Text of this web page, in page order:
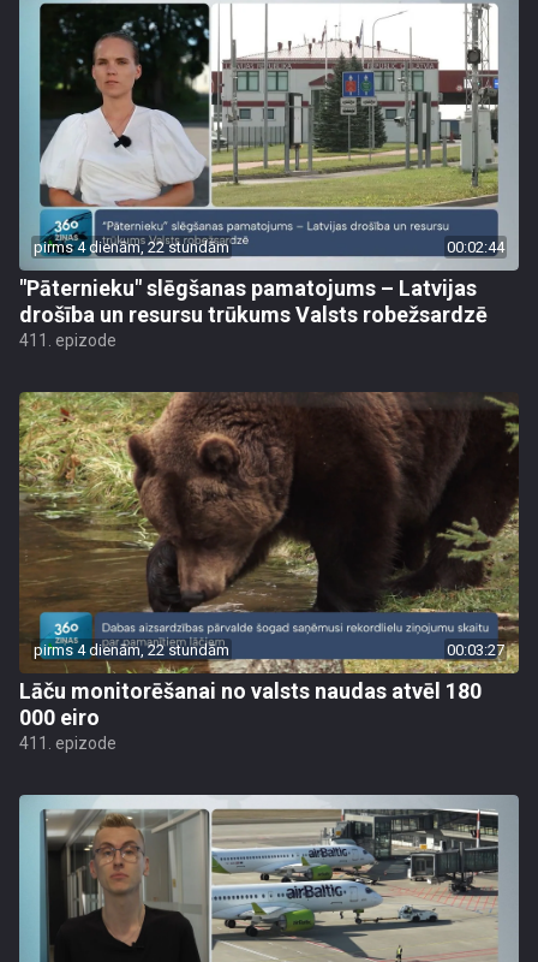
pirms 4 dienām, 22 stundām 00:02:44
"Pāternieku" slēgšanas pamatojums – Latvijas
drošība un resursu trūkums Valsts robežsardzē
411. epizode
pirms 4 dienām, 22 stundām 00:03:27
Lāču monitorēšanai no valsts naudas atvēl 180
000 eiro
411. epizode